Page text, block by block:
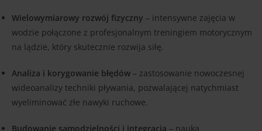
Wielowymiarowy rozwój fizyczny – intensywne zajęcia w
wodzie połączone z profesjonalnym treningiem motorycznym
na lądzie, który skutecznie rozwija siłę.
Analiza i korygowanie błędów – zastosowanie nowoczesnej
wideoanalizy techniki pływania, pozwalającej natychmiast
wyeliminować złe nawyki ruchowe.
Budowanie samodzielności i integracja – nauka